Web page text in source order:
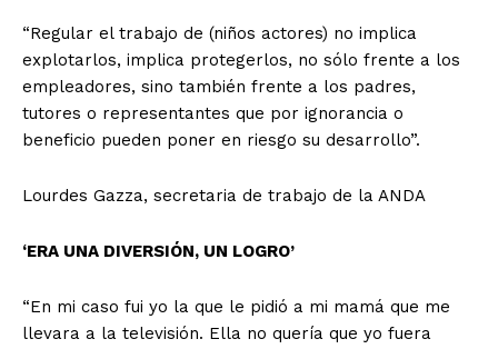
“Regular el trabajo de (niños actores) no implica
explotarlos, implica protegerlos, no sólo frente a los
empleadores, sino también frente a los padres,
tutores o representantes que por ignorancia o
beneficio pueden poner en riesgo su desarrollo”.
Lourdes Gazza, secretaria de trabajo de la ANDA
‘ERA UNA DIVERSIÓN, UN LOGRO’
“En mi caso fui yo la que le pidió a mi mamá que me
llevara a la televisión. Ella no quería que yo fuera